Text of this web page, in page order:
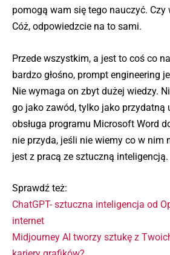
pomogą wam się tego nauczyć.
Cóż, odpowiedzcie na to sami.
Przede wszystkim, a jest to coś co
bardzo głośno, prompt engineering
Nie wymaga on zbyt dużej wiedzy.
go jako zawód, tylko jako przydatną
obsługa programu Microsoft Word
nie przyda, jeśli nie wiemy co w nim
jest z pracą ze sztuczną inteligencją.
Sprawdź też:
ChatGPT- sztuczna inteligencja od
internet
Midjourney AI tworzy sztukę z